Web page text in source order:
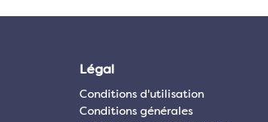
Légal
Conditions d'utilisation
Conditions générales